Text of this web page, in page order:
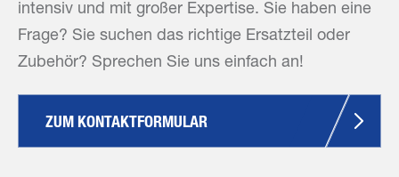
intensiv und mit großer Expertise. Sie haben eine
Frage? Sie suchen das richtige Ersatzteil oder
Zubehör? Sprechen Sie uns einfach an!
ZUM KONTAKTFORMULAR